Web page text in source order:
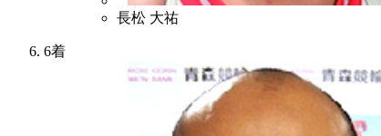
長松 大祐
6着